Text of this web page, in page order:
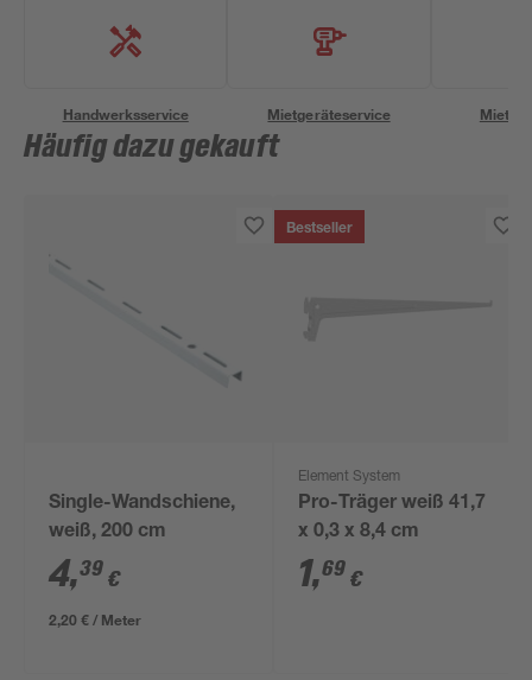
Handwerksservice Mietgeräteservice
Häufig dazu gekauft
Single-Wandschiene,
weiß, 200 cm
4,39 €
2,20 € / Meter
Bestseller
Element System
Pro-Träger weiß 41,7
x 0,3 x 8,4 cm
1,69 €